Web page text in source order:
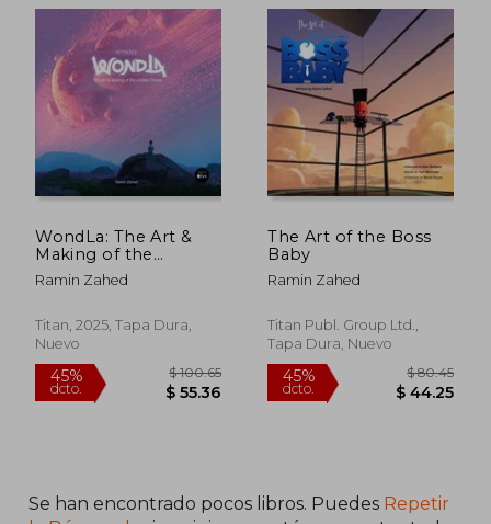
dcto. $ 39.62 dcto. $
WondLa: The Art &
Making of the
Limited Series (en
Inglés)
Ramin Zahed
Titan, 2025, Tapa Dura,
Nuevo
The Art of the Boss
Baby
Ramin Zahed
Titan Publ. Group Ltd.,
Tapa Dura, Nuevo
Se han encontrado pocos libros. Puedes Repetir